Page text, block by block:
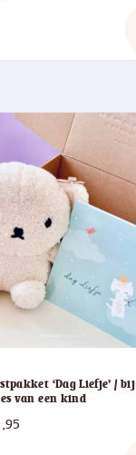
‘Dag Liefje’ / bij
van een kind